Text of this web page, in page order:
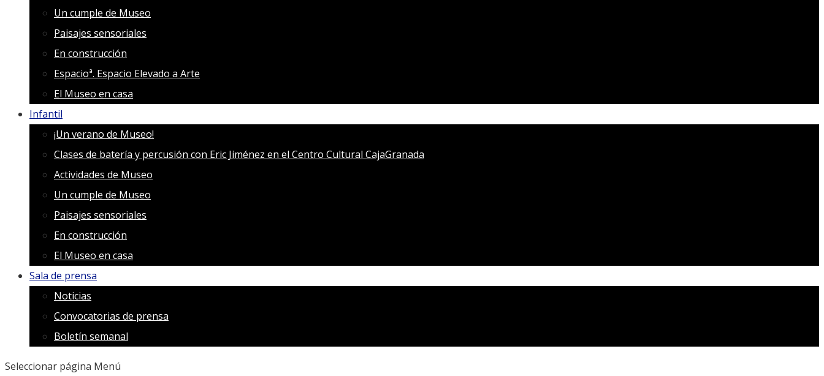
Un cumple de Museo
Paisajes sensoriales
En construcción
Espacioª. Espacio Elevado a Arte
El Museo en casa
Infantil
¡Un verano de Museo!
Clases de batería y percusión con Eric Jiménez en el Centro Cultural CajaGranada
Actividades de Museo
Un cumple de Museo
Paisajes sensoriales
En construcción
El Museo en casa
Sala de prensa
Noticias
Convocatorias de prensa
Boletín semanal
Seleccionar página Menú